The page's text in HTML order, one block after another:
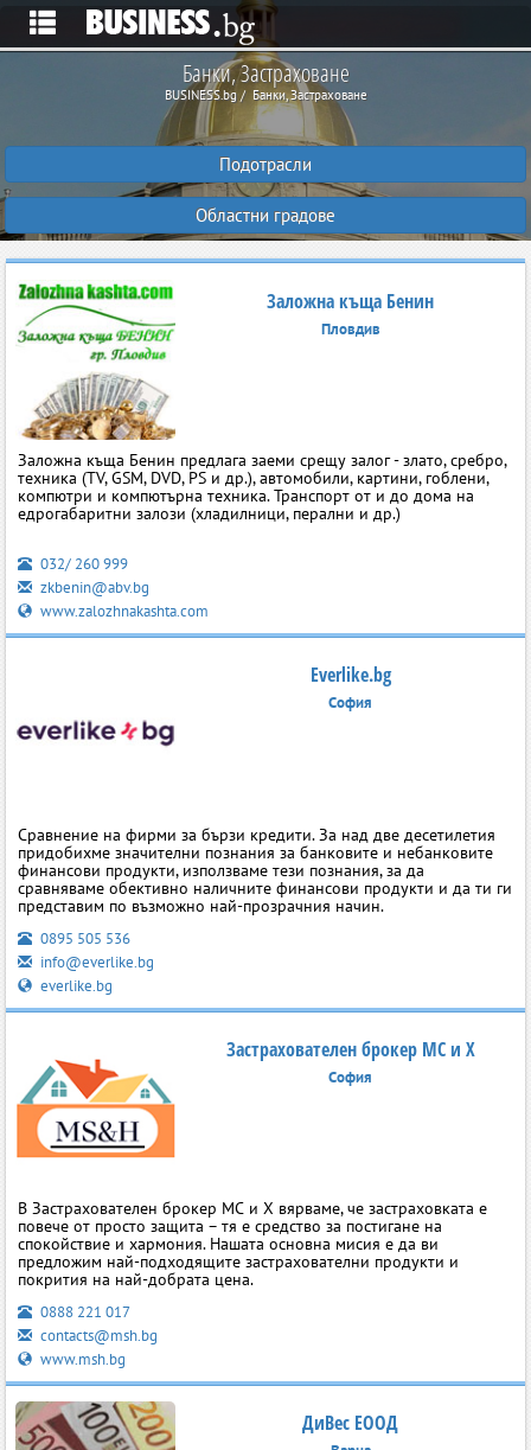
Банки, Застраховане
BUSINESS.bg Банки, Застраховане
Подотрасли
Областни градове
Заложна къща Бенин
Пловдив
Заложна къща Бенин предлага заеми срещу залог - злато, сребро,
техника (TV, GSM, DVD, PS и др.), автомобили, картини, гоблени,
компютри и компютърна техника. Транспорт от и до дома на
едрогабаритни залози (хладилници, перални и др.)
032/ 260 999
zkbenin@abv.bg
www.zalozhnakashta.com
Everlike.bg
София
Сравнение на фирми за бързи кредити. За над две десетилетия
придобихме значителни познания за банковите и небанковите
финансови продукти, използваме тези познания, за да
сравняваме обективно наличните финансови продукти и да ти ги
представим по възможно най-прозрачния начин.
0895 505 536
info@everlike.bg
everlike.bg
Застрахователен брокер МС и Х
София
В Застрахователен брокер МС и Х вярваме, че застраховката е
повече от просто защита – тя е средство за постигане на
спокойствие и хармония. Нашата основна мисия е да ви
предложим най-подходящите застрахователни продукти и
покрития на най-добрата цена.
0888 221 017
contacts@msh.bg
www.msh.bg
ДиВес ЕООД